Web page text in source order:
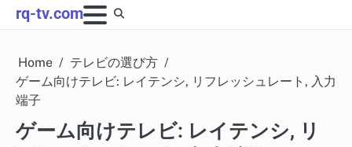
Skip
to
rq-tv.com
Home
テレビの選び方
ゲーム向けテレビ: レイテンシ, リフレッシュレート, 入力
端子
ゲーム向けテレビ: レイテンシ, リ